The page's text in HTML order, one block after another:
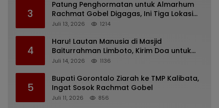
3
Patung Penghormatan untuk Almarhum
Rachmat Gobel Digagas, Ini Tiga Lokasi
yang Diusulkan
Juli 13, 2026 1214
4
Haru! Lautan Manusia di Masjid
Baiturrahman Limboto, Kirim Doa untuk
Almarhum Rachmat Gobel
Juli 14, 2026 1136
5
Bupati Gorontalo Ziarah ke TMP Kalibata,
Ingat Sosok Rachmat Gobel
Juli 11, 2026 856